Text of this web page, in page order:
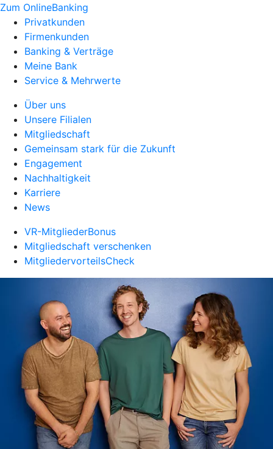
Zum OnlineBanking
Privatkunden
Firmenkunden
Banking & Verträge
Meine Bank
Service & Mehrwerte
Über uns
Unsere Filialen
Mitgliedschaft
Gemeinsam stark für die Zukunft
Engagement
Nachhaltigkeit
Karriere
News
VR-MitgliederBonus
Mitgliedschaft verschenken
MitgliedervorteilsCheck